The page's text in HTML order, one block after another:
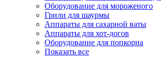
Оборудование для мороженого
Грили для шаурмы
Аппараты для сахарной ваты
Аппараты для хот-догов
Оборудование для попкорна
Показать все